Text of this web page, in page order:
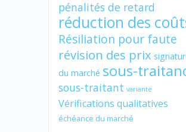
pénalités de retard
réduction des
Résiliation pour faute
révision des prix
du marché sous-
sous-traitant variante
Vérifications qualitatives
échéance du marché